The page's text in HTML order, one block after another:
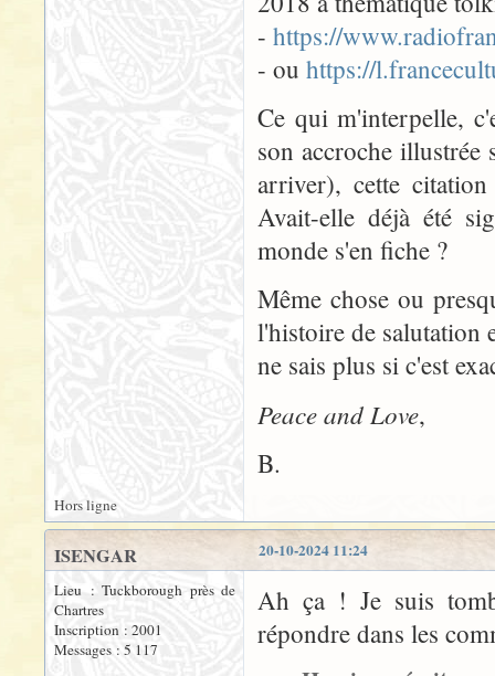
- https://
- ou https://
Ce qui m'interpelle,
son accroche
arriver), cette
Avait-elle déjà été
monde s'en fiche ?
Même chose ou
l'histoire de salutation
ne sais plus si c'est
Peace and Love,
B.
Hors ligne
20-10-2024 11:24
ISENGAR
Lieu : Tuckborough près de
Chartres
Inscription : 2001
Messages : 5 117
Ah ça ! Je suis
répondre dans les